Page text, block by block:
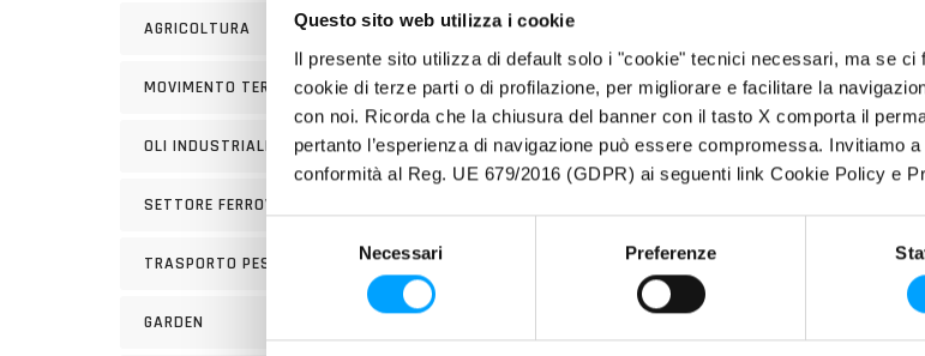
Questo sito web utilizza i cookie
Il presente sito utilizza di default solo i "cookie" tecnici necessari, ma se
cookie di terze parti o di profilazione, per migliorare e facilitare la
con noi. Ricorda che la chiusura del banner con il tasto X comporta il
pertanto l’esperienza di navigazione può essere compromessa. Invitiamo
conformità al Reg. UE 679/2016 (GDPR) ai seguenti link Cookie Policy e
e
z
Necessari Preferenze
AGRICOLTURA
MOVIMENTO TERRA
OLI INDUSTRIALI
SETTORE FERROVIARIO
TRASPORTO PESANTE
GARDEN
PLUS DI PRODOTTO
Detergente per mani sia mediamente che
Pulisce rapidamente e molto bene in profondità
Effetto “adesivo”: durante il lavaggio aderisce alla
Adatto per uso frequente
Ha una gradevole e fresca profumazione
Lascia la pelle morbida